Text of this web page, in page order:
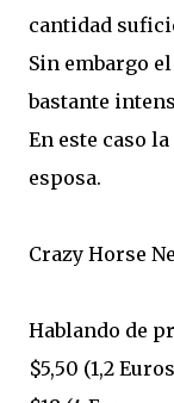
cantidad
Sin embargo
bastante
En este caso
esposa.
Crazy Horse
Hablando de
$5,50 (1,2